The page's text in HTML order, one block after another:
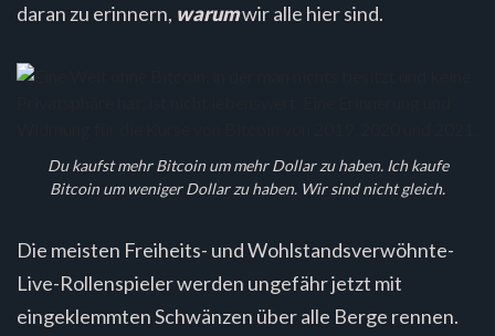
daran zu erinnern, warumwir alle hier sind.
Du kaufst mehr Bitcoin um mehr Dollar zu haben. Ich kaufe
Bitcoin um weniger Dollar zu haben. Wir sind nicht gleich.
Die meisten Freiheits- und Wohlstandsverwöhnte-
Live-Rollenspieler werden ungefähr jetzt mit
eingeklemmten Schwänzen über alle Berge rennen.